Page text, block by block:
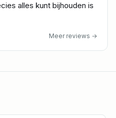
alles kunt bijhouden is
Meer reviews →